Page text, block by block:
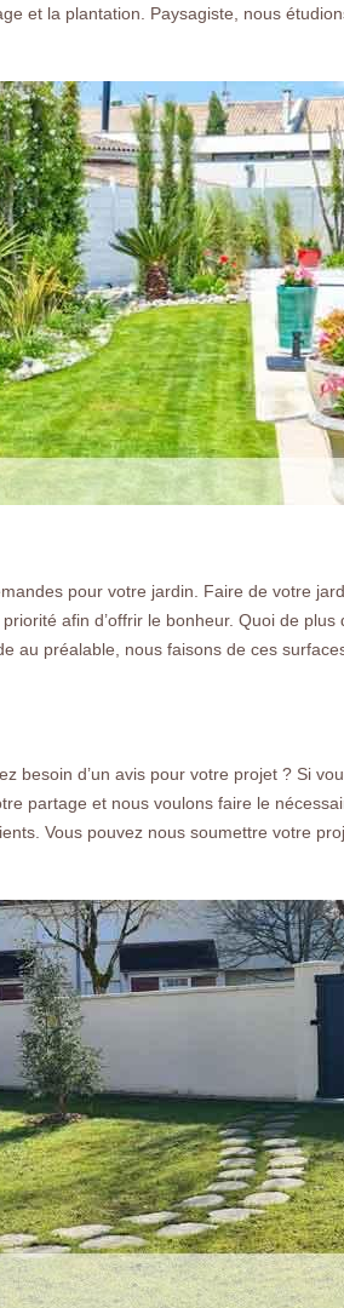
et la plantation. Paysagiste, nous
pour votre jardin. Faire de votre
afin d’offrir le bonheur. Quoi de plus
au préalable, nous faisons de ces
besoin d’un avis pour votre projet ? Si
partage et nous voulons faire le
Vous pouvez nous soumettre votre